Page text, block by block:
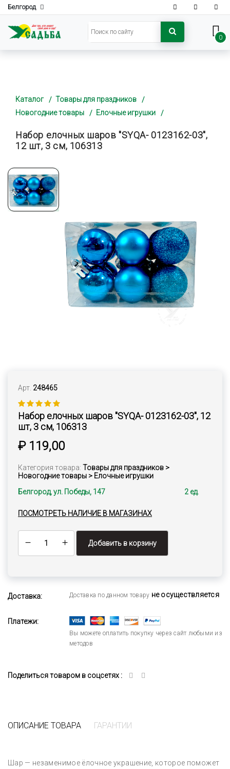
Белгород
0
Каталог
Товары для праздников
Новогодние товары
Елочные игрушки
Набор елочных шаров "SYQA- 0123162-03",
12 шт, 3 см, 106313
Арт. 248465
Набор елочных шаров "SYQA- 0123162-03", 12
шт, 3 см, 106313
₽ 119,00
Категория товара: Товары для праздников >
Новогодние товары > Елочные игрушки
Белгород, ул. Победы, 147
2 ед.
ПОСМОТРЕТЬ НАЛИЧИЕ В МАГАЗИНАХ
Добавить в корзину
Доставка: Доставка по данном товару не осуществляется
Платежи:
Вы можете оплатить покупку через сайт любыми из
методов
Поделиться товаром в соцсетях :
ОПИСАНИЕ ТОВАРА ГАРАНТИИ
Шар — незаменимое ёлочное украшение, которое поможет